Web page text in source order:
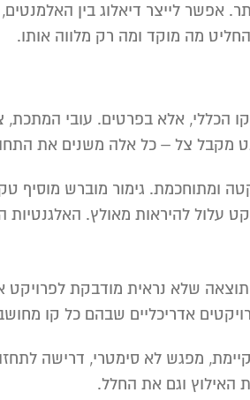
אפשר לייצר דיאלוג בין
מה מוקד ומה רק מלווה אותו.
הכללי, אלא בפרטים. עובי המתכת,
מקבל צל – כל אלה משנים את
ומתוחכמת. גימור מוברש מוסיף
עלול להיראות מאולץ.
שלא נראית מודבקת לפרויקט
אדריכליים שבהם כל קו
מפגש לא סימטרי, דרישה
האילוץ וגם את החלל.